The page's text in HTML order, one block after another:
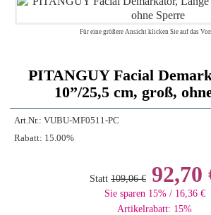
Für eine größere Ansicht klicken Sie auf das
PITANGUY Facial
10”/25,5 cm, groß,
Art.Nr.: VUBU-MF0511-PC
Rabatt: 15.00%
Statt 109,06 € 92,70
Sie sparen 15% / 16,36 €
Artikelrabatt: 15%